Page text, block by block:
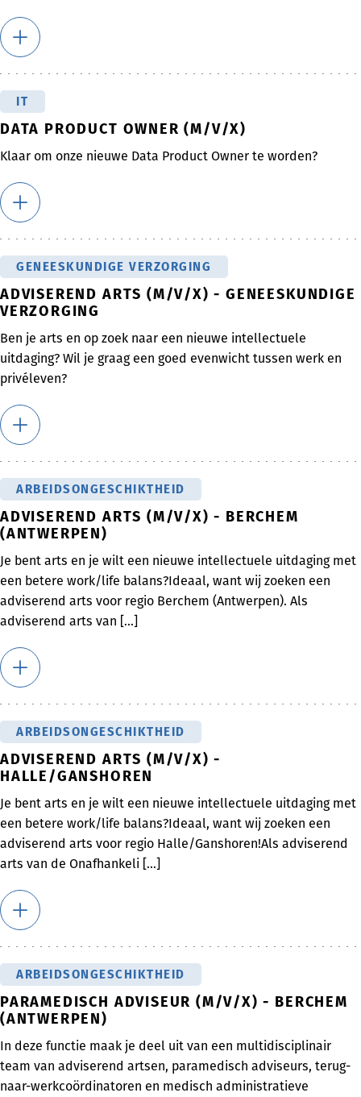
IT
DATA PRODUCT OWNER (M/V/X)
Klaar om onze nieuwe Data Product Owner te worden?
GENEESKUNDIGE VERZORGING
ADVISEREND ARTS (M/V/X) - GENEESKUNDIGE
VERZORGING
Ben je arts en op zoek naar een nieuwe intellectuele
uitdaging? Wil je graag een goed evenwicht tussen werk en
privéleven?
ARBEIDSONGESCHIKTHEID
ADVISEREND ARTS (M/V/X) - BERCHEM
(ANTWERPEN)
Je bent arts en je wilt een nieuwe intellectuele uitdaging met
een betere work/life balans?Ideaal, want wij zoeken een
adviserend arts voor regio Berchem (Antwerpen). Als
adviserend arts van [...]
ARBEIDSONGESCHIKTHEID
ADVISEREND ARTS (M/V/X) -
HALLE/GANSHOREN
Je bent arts en je wilt een nieuwe intellectuele uitdaging met
een betere work/life balans?Ideaal, want wij zoeken een
adviserend arts voor regio Halle/Ganshoren!Als adviserend
arts van de Onafhankeli [...]
ARBEIDSONGESCHIKTHEID
PARAMEDISCH ADVISEUR (M/V/X) - BERCHEM
(ANTWERPEN)
In deze functie maak je deel uit van een multidisciplinair
team van adviserend artsen, paramedisch adviseurs, terug-
naar-werkcoördinatoren en medisch administratieve